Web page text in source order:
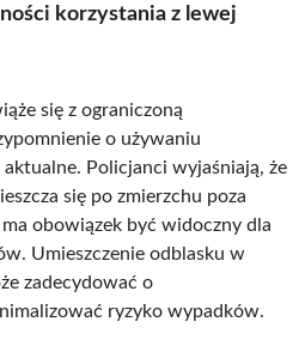
korzystania z lewej
się z ograniczoną
o używaniu
Policjanci wyjaśniają, że
się po zmierzchu poza
obowiązek być widoczny dla
Umieszczenie odblasku w
zadecydować o
ryzyko wypadków.